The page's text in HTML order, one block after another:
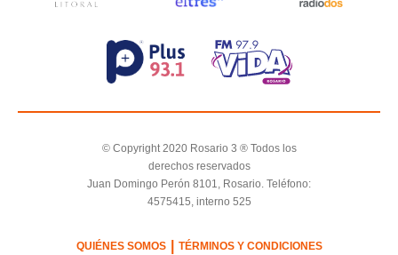
© Copyright 2020 Rosario 3 ® Todos los
derechos reservados
Juan Domingo Perón 8101, Rosario. Teléfono:
4575415, interno 525
QUIÉNES SOMOS TÉRMINOS Y CONDICIONES